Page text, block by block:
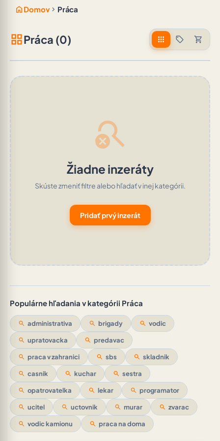
home Domov chevron_right Práca
grid_viewPráca (0) apps sell shopping_cart
search_off
Žiadne inzeráty
Skúste zmeniť filtre alebo hľadať v inej kategórii.
Pridať prvý inzerát
Populárne hľadania v kategórii Práca
search administrativa search brigady search vodic
search upratovacka search predavac
search praca v zahranici search sbs search skladnik
search casnik search kuchar search sestra
search opatrovatelka search lekar search programator
search ucitel search uctovnik search murar search zvarac
search vodic kamionu search praca na doma